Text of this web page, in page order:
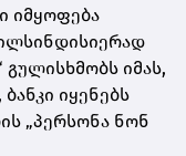
იმყოფება
გულისხმობს იმას,
იყენებს
„პერსონა ნონ